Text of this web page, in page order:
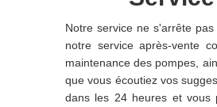
Notre service ne s'arrête
notre service après-vente
maintenance des pompes,
que vous écoutiez vos
dans les 24 heures et vous